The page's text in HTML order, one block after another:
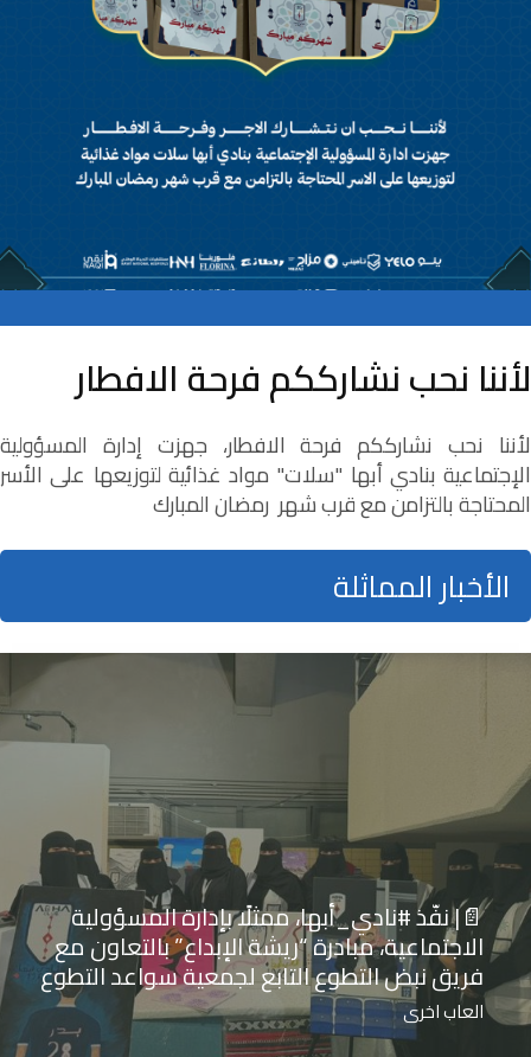
لأننا نحب نشارككم فرحة الافطار
لأننا نحب نشارككم فرحة الافطار، جهزت إدارة المسؤولية
الإجتماعية بنادي أبها "سلات" مواد غذائية لتوزيعها على الأسر
المحتاجة بالتزامن مع قرب شهر رمضان المبارك
الأخبار المماثلة
📄| نفّذ ⁧‫#نادي_أبها‬⁩، ممثلًا بإدارة المسؤولية
الاجتماعية، مبادرة “ريشة الإبداع” بالتعاون مع
فريق نبض التطوع التابع لجمعية سواعد التطوع
العاب اخرى